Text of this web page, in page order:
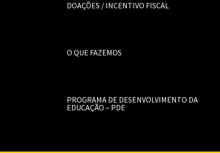
DOAÇÕES / INCENTIVO FISCAL
O QUE FAZEMOS
PROGRAMA DE DESENVOLVIMENTO DA
EDUCAÇÃO – PDE